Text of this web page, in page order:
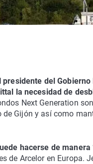
del Gobierno
la necesidad de
Next Generation
Gijón y así como
hacerse de manera
de Arcelor en Europa.